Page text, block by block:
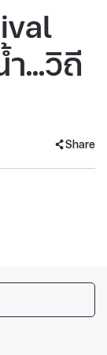
...วิถี
Share